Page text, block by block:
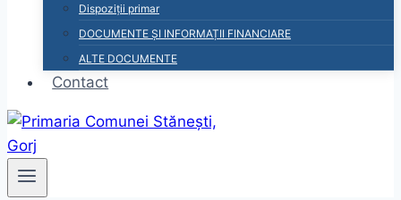
Dispoziții primar
DOCUMENTE ȘI INFORMAȚII FINANCIARE
ALTE DOCUMENTE
Contact